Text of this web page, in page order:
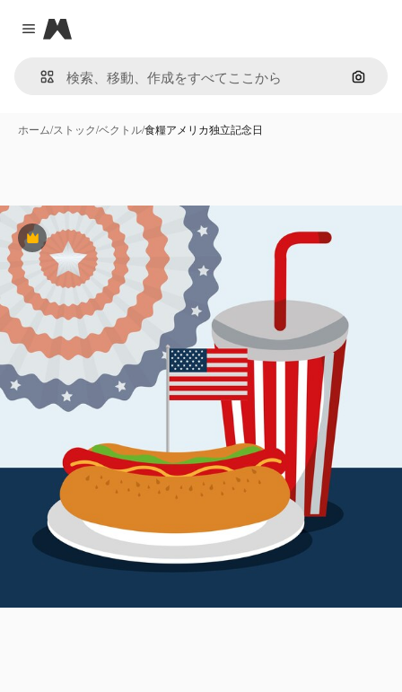
Close menu
Magnific
画像で
ホーム/ストック/ベクトル/食糧アメリカ独立記念日
Premium